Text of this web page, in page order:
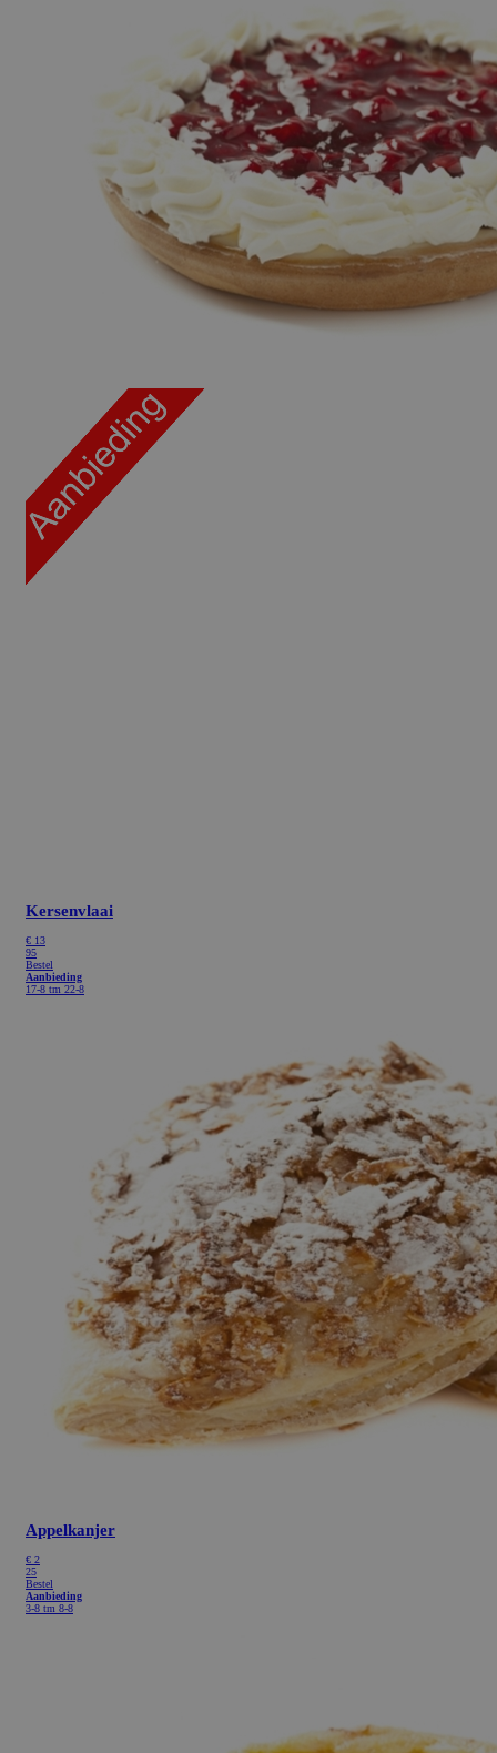
Kersenvlaai
€ 13
95
Bestel
Aanbieding
17-8 tm 22-8
Appelkanjer
€ 2
25
Bestel
Aanbieding
3-8 tm 8-8